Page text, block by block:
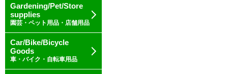
Gardening/Pet/Store
supplies
園芸・ペット用品・店舗用品
Car/Bike/Bicycle
Goods
車・バイク・自転車用品